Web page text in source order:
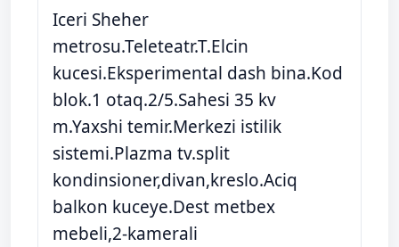
Iceri Sheher
metrosu.Teleteatr.T.Elcin
kucesi.Eksperimental dash bina.Kod
blok.1 otaq.2/5.Sahesi 35 kv
m.Yaxshi temir.Merkezi istilik
sistemi.Plazma tv.split
kondinsioner,divan,kreslo.Aciq
balkon kuceye.Dest metbex
mebeli,2-kamerali